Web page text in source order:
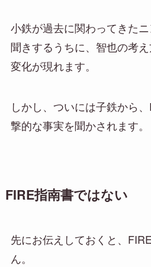
小鉄が過去に関わってきた
聞きするうちに、智也の考
変化が現れます。
しかし、ついには子鉄から
撃的な事実を聞かされます。
FIRE指南書ではない
先にお伝えしておくと、
ん。